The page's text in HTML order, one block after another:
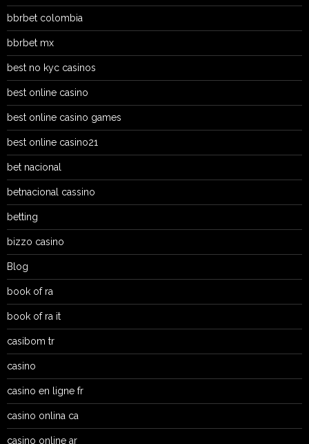
bbrbet colombia
bbrbet mx
best no kyc casinos
best online casino
best online casino games
best online casino21
bet nacional
betnacional cassino
betting
bizzo casino
Blog
book of ra
book of ra it
casibom tr
casino
casino en ligne fr
casino onlina ca
casino online ar